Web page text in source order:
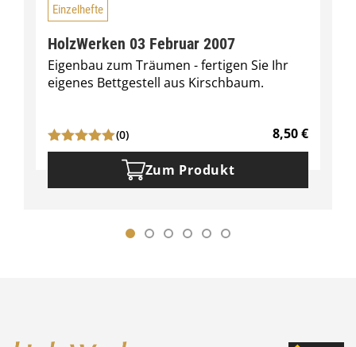
Einzelhefte
HolzWerken 03 Februar 2007
Eigenbau zum Träumen - fertigen Sie Ihr
eigenes Bettgestell aus Kirschbaum.
(0) 8,50€
Zum Produkt